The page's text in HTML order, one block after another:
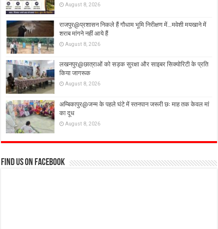
August 8, 2026
राजपुर@प्रशासन निकले हैं गौधाम भूमि निरीक्षण में…मवेशी मयखाने में
शराब मांगने नहीं आये हैं
August 8, 2026
लखनपुर@छात्राओं को सड़क सुरक्षा और साइबर सिक्योरिटी के प्रति
किया जागरूक
August 8, 2026
अम्बिकापुर@जन्म के पहले घंटे में स्तनपान जरूरी छः माह तक केवल मां
का दूध
August 8, 2026
Find us on Facebook